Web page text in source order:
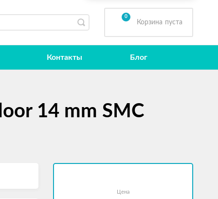
0
Корзина пуста
Контакты Блог
14 mm SMC
Цена